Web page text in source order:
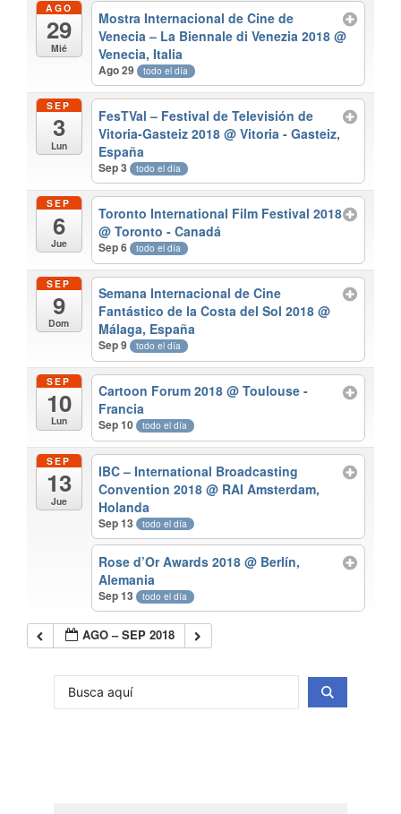
AGO
29
Mié
Mostra Internacional de Cine de
Venecia – La Biennale di Venezia 2018@
Venecia, Italia
Ago 29 todo el día
SEP
3
Lun
FesTVal – Festival de Televisión de
Vitoria-Gasteiz 2018@ Vitoria - Gasteiz,
España
Sep 3 todo el día
SEP
6
Jue
Toronto International Film Festival 2018
@ Toronto - Canadá
Sep 6 todo el día
SEP
9
Dom
Semana Internacional de Cine
Fantástico de la Costa del Sol 2018@
Málaga, España
Sep 9 todo el día
SEP
10
Lun
Cartoon Forum 2018@ Toulouse -
Francia
Sep 10 todo el día
SEP
13
Jue
IBC – International Broadcasting
Convention 2018@ RAI Amsterdam,
Holanda
Sep 13 todo el día
Rose d’Or Awards 2018@ Berlín,
Alemania
Sep 13 todo el día
AGO – SEP 2018